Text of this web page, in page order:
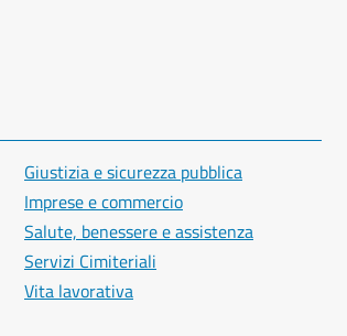
Giustizia e sicurezza pubblica
Imprese e commercio
Salute, benessere e assistenza
Servizi Cimiteriali
Vita lavorativa